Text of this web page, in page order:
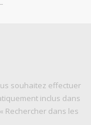
souhaitez effectuer
inclus dans
Rechercher dans les